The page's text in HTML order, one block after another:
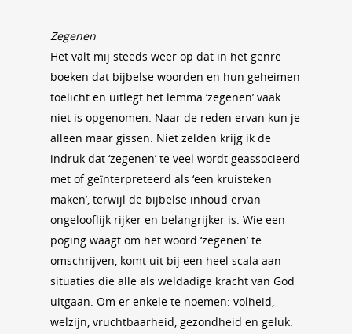
Zegenen
Het valt mij steeds weer op dat in het genre
boeken dat bijbelse woorden en hun geheimen
toelicht en uitlegt het lemma ‘zegenen’ vaak
niet is opgenomen. Naar de reden ervan kun je
alleen maar gissen. Niet zelden krijg ik de
indruk dat ‘zegenen’ te veel wordt geassocieerd
met of geïnterpreteerd als ‘een kruisteken
maken’, terwijl de bijbelse inhoud ervan
ongelooflijk rijker en belangrijker is. Wie een
poging waagt om het woord ‘zegenen’ te
omschrijven, komt uit bij een heel scala aan
situaties die alle als weldadige kracht van God
uitgaan. Om er enkele te noemen: volheid,
welzijn, vruchtbaarheid, gezondheid en geluk.